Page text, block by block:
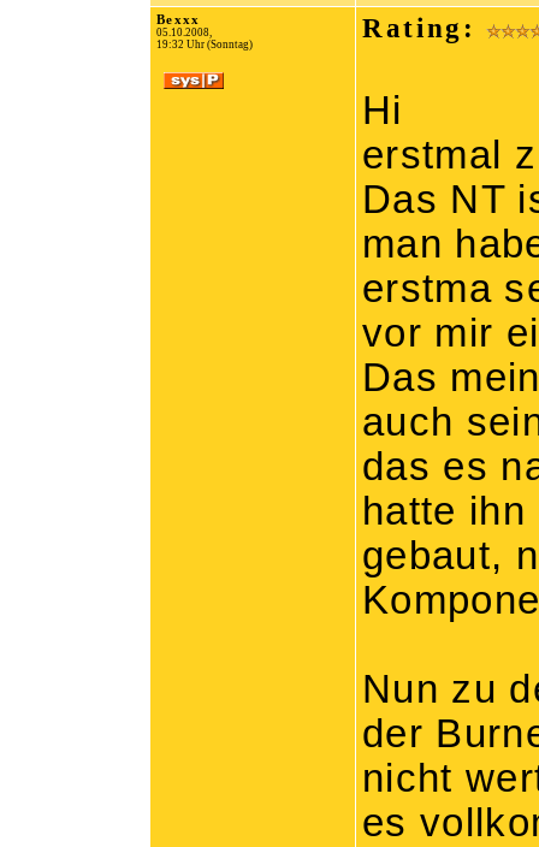
Bexxx
05.10.2008,
19:32 Uhr (Sonntag)
Rating:
Hi
erstmal
Das NT
man
erstma
vor mir
Das
auch
das es
hatte
gebaut,
Nun zu
der
nicht
es